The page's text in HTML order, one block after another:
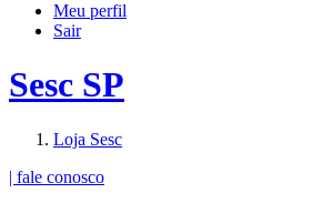
Meu perfil
Sair
Sesc SP
Loja Sesc
| fale conosco